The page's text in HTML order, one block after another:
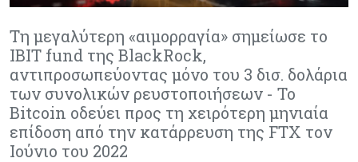
Τη μεγαλύτερη «αιμορραγία» σημείωσε το
IBIT fund της BlackRock,
αντιπροσωπεύοντας μόνο του 3 δισ. δολάρια
των συνολικών ρευστοποιήσεων - Το
Bitcoin οδεύει προς τη χειρότερη μηνιαία
επίδοση από την κατάρρευση της FTX τον
Ιούνιο του 2022